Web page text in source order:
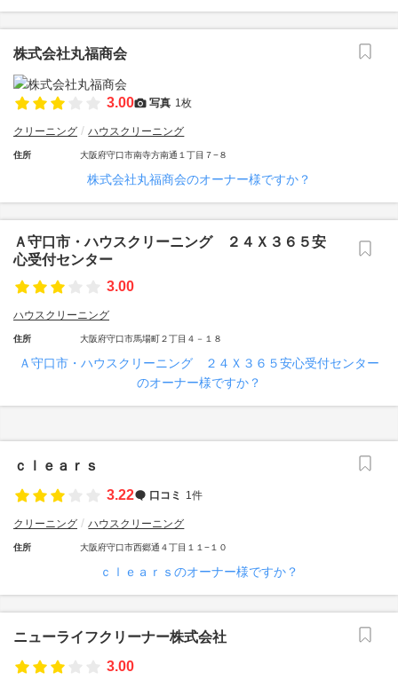
株式会社丸福商会
3.00 写真 1枚
クリーニング ハウスクリーニング
住所 大阪府守口市南寺方南通１丁目７−８
株式会社丸福商会のオーナー様ですか？
Ａ守口市・ハウスクリーニング ２４Ｘ３６５安
心受付センター
3.00
ハウスクリーニング
住所 大阪府守口市馬場町２丁目４－１８
Ａ守口市・ハウスクリーニング ２４Ｘ３６５安心受付センター
のオーナー様ですか？
ｃｌｅａｒｓ
3.22
口コミ 1件
クリーニング ハウスクリーニング
住所 大阪府守口市西郷通４丁目１１−１０
ｃｌｅａｒｓのオーナー様ですか？
ニューライフクリーナー株式会社
3.00